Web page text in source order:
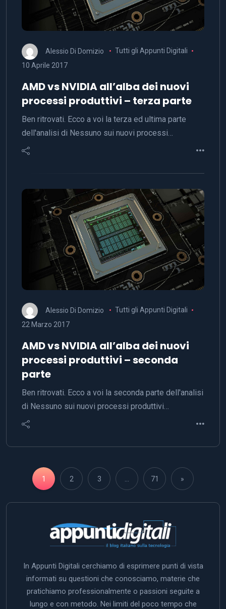
Alessio Di Domizio
Tutti gli Appunti Digitali
10 Aprile 2017
AMD vs NVIDIA all’alba dei nuovi
processi produttivi – terza parte
Ben ritrovati. Ecco a voi la terza ed ultima parte
dell'analisi di Nessuno sui nuovi processi…
Alessio Di Domizio
Tutti gli Appunti Digitali
22 Marzo 2017
AMD vs NVIDIA all’alba dei nuovi
processi produttivi – seconda
parte
Ben ritrovati. Ecco a voi la seconda parte dell'analisi
di Nessuno sui nuovi processi produttivi…
1 2 3 71 »
In Appunti Digitali cerchiamo di esprimere punti di vista
informati su questioni che conosciamo, materie che
pratichiamo professionalmente o passioni seguite a
lungo e con metodo. Nei limiti del poco tempo che